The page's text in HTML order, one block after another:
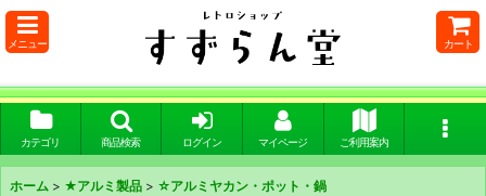
メニュー カート
カテゴリ 商品検索 ログイン マイページ ご利用案内
ホーム > ★アルミ製品 > ☆アルミヤカン・ポット・鍋